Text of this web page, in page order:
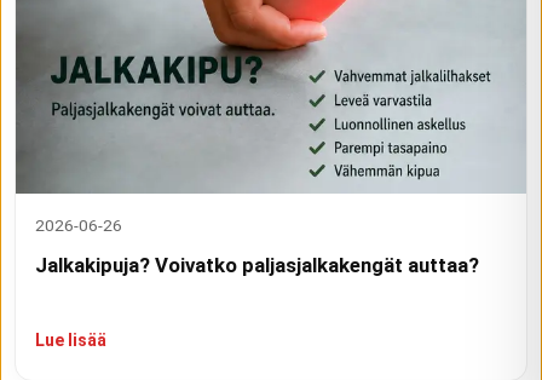
2026-06-26
Jalkakipuja? Voivatko paljasjalkakengät auttaa?
Lue lisää